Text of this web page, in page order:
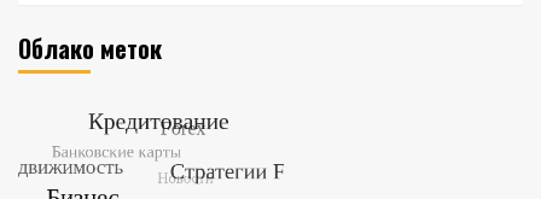
Облако меток